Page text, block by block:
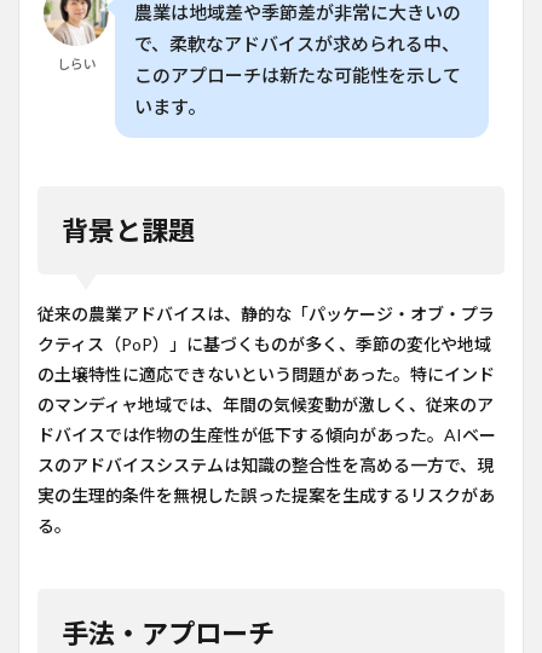
しらい
農業は地域差や季節差が非常に大きいの
で、柔軟なアドバイスが求められる中、
このアプローチは新たな可能性を示して
います。
背景と課題
従来の農業アドバイスは、静的な「パッケージ・オブ・プラ
クティス（PoP）」に基づくものが多く、季節の変化や地域
の土壌特性に適応できないという問題があった。特にインド
のマンディャ地域では、年間の気候変動が激しく、従来のア
ドバイスでは作物の生産性が低下する傾向があった。AIベー
スのアドバイスシステムは知識の整合性を高める一方で、現
実の生理的条件を無視した誤った提案を生成するリスクがあ
る。
手法・アプローチ